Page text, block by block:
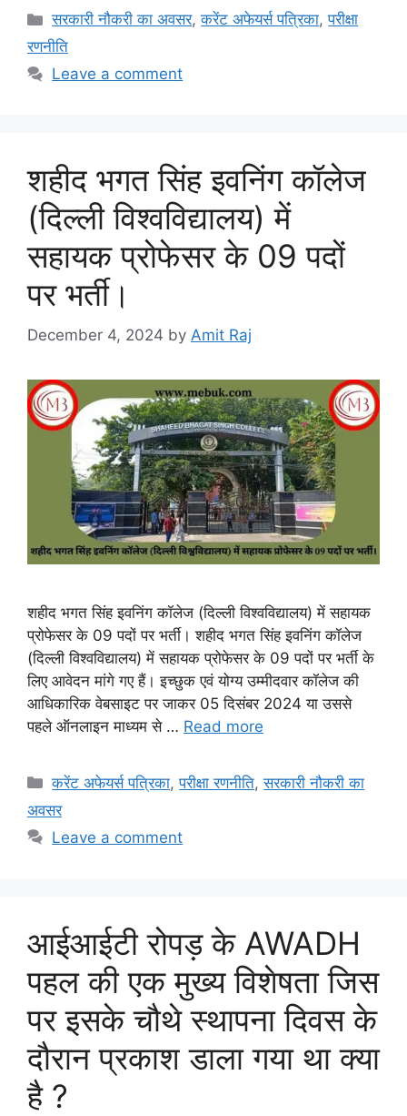
Categories
सरकारी नौकरी का अवसर,करेंट अफेयर्स पत्रिका,परीक्षा
रणनीति
Leave a comment
शहीद भगत सिंह इवनिंग कॉलेज
(दिल्ली विश्वविद्यालय) में
सहायक प्रोफेसर के 09 पदों
पर भर्ती।
December 4, 2024 by Amit Raj
शहीद भगत सिंह इवनिंग कॉलेज (दिल्ली विश्वविद्यालय) में सहायक
प्रोफेसर के 09 पदों पर भर्ती। शहीद भगत सिंह इवनिंग कॉलेज
(दिल्ली विश्वविद्यालय) में सहायक प्रोफेसर के 09 पदों पर भर्ती के
लिए आवेदन मांगे गए हैं। इच्छुक एवं योग्य उम्मीदवार कॉलेज की
आधिकारिक वेबसाइट पर जाकर 05 दिसंबर 2024 या उससे
पहले ऑनलाइन माध्यम से … Read more
Categories
करेंट अफेयर्स पत्रिका,परीक्षा रणनीति,सरकारी नौकरी का
अवसर
Leave a comment
आईआईटी रोपड़ के AWADH
पहल की एक मुख्य विशेषता जिस
पर इसके चौथे स्थापना दिवस के
दौरान प्रकाश डाला गया था क्या
है ?